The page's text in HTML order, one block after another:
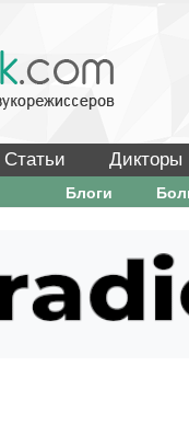
Статьи Дикторы
Блоги